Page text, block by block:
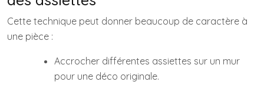
Cette technique peut donner beaucoup de caractère à
une pièce :
Accrocher différentes assiettes sur un mur
pour une déco originale.